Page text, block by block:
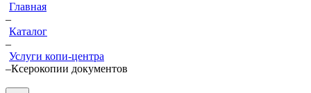
Главная
–
Каталог
–
Услуги копи-центра
–Ксерокопии документов